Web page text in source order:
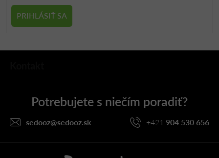
PRIHLÁSIŤ SA
Z
sedooz@sedooz.sk +421 904 530 656